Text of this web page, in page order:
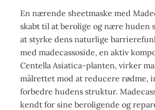
En nærende sheetmaske med
skabt til at berolige og nære huden
at styrke dens naturlige
med madecassoside, en aktiv
Centella Asiatica-planten, virker
målrettet mod at reducere rødme,
forbedre hudens struktur.
kendt for sine beroligende og